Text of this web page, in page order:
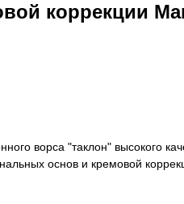
коррекции
ворса "таклон" высокого
основ и кремовой